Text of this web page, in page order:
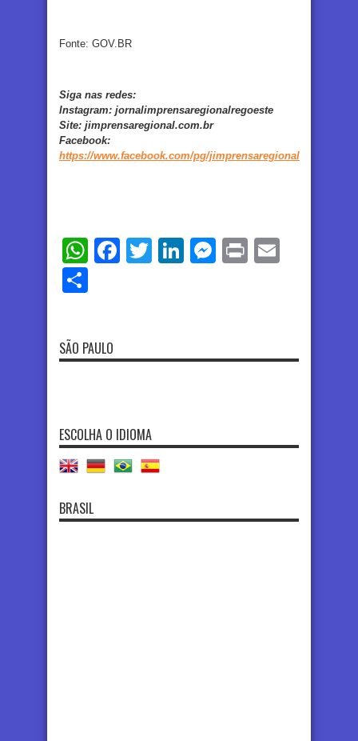
Fonte: GOV.BR
Siga nas redes:
Instagram: jornalimprensaregionalregoeste
Site: jimprensaregional.com.br
Facebook:
https://www.facebook.com/pg/jimprensaregional
WhatsApp
Facebook
TwitterLinkedIn
Messenger
Print
SÃO PAULO
ESCOLHA O IDIOMA
BRASIL